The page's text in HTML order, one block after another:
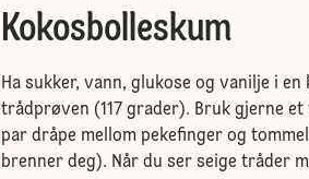
Kokosbolleskum
Ha sukker, vann, glukose og vanilje i en
trådprøven (117 grader). Bruk gjerne
par dråpe mellom pekefinger og
brenner deg). Når du ser seige tråder